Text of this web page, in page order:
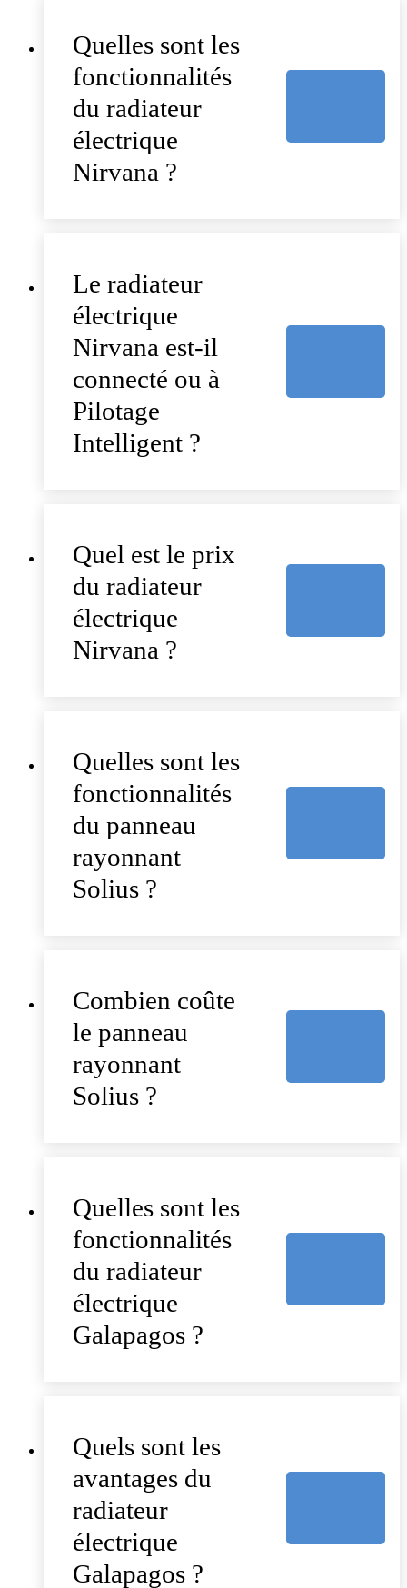
Quelles sont les
fonctionnalités
du radiateur
électrique
Nirvana ?
Le radiateur
électrique
Nirvana est-il
connecté ou à
Pilotage
Intelligent ?
Quel est le prix
du radiateur
électrique
Nirvana ?
Quelles sont les
fonctionnalités
du panneau
rayonnant
Solius ?
Combien coûte
le panneau
rayonnant
Solius ?
Quelles sont les
fonctionnalités
du radiateur
électrique
Galapagos ?
Quels sont les
avantages du
radiateur
électrique
Galapagos ?